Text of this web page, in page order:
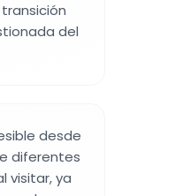
del
desde
diferentes
visitar, ya